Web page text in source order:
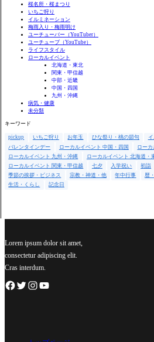
桜名所・桜まつり
いちご狩り
イルミネーション
梅雨入り・梅雨明け
ユーチューバー（YouTuber）
ユーチューブ（YouTube）
ライフスタイル
ローカルイベント
北海道・東北
関東・甲信越
中部・近畿
中国・四国
九州・沖縄
病気・健康
未分類
キーワード
pickup いちご狩り お年玉 ひな祭り・桃の節句
バレンタインデー
ローカルイベント 中国・四国
ロー
ローカルイベント 九州・沖縄
ローカルイベント 北海道・
ローカルイベント 関東・甲信越
七夕 入学祝い 初詣
季節の挨拶・ビジネス
宗教・神道・他 年中行事 暦
生活・くらし
記念日
Lorem ipsum dolor sit amet,
consectetur adipiscing elit.
Cras interdum.